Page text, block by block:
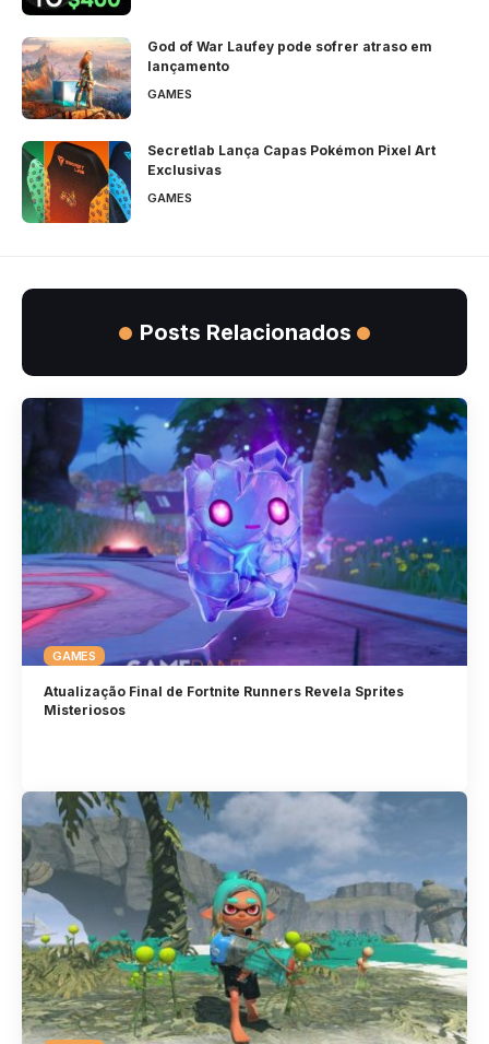
God of War Laufey pode sofrer atraso em
lançamento
GAMES
Secretlab Lança Capas Pokémon Pixel Art
Exclusivas
GAMES
Posts Relacionados
GAMES
Atualização Final de Fortnite Runners Revela Sprites
Misteriosos